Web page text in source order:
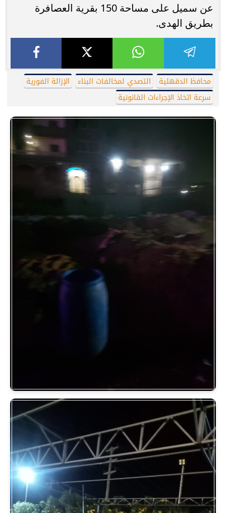
عن سميل على مساحة 150 بقرية العصافرة
بطريق الهدى.
محافظ الدقهلية التصدي لمخالفات البناء
الإزالة الفورية
سرعة اتخاذ الإجراءات القانونية